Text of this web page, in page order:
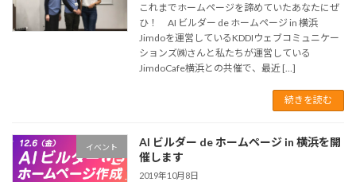
これまでホームページを諦めていたあなたにぜ
ひ！ AI ビルダー de ホームページ in 横浜
Jimdoを運営しているKDDIウェブコミュニケー
ションズ㈱さんと私たちが運営している
JimdoCafe横浜との共催で、最近 […]
続きを読む
イベント
AI ビルダー de ホームページ in 横浜を開
催します
2019年10月8日